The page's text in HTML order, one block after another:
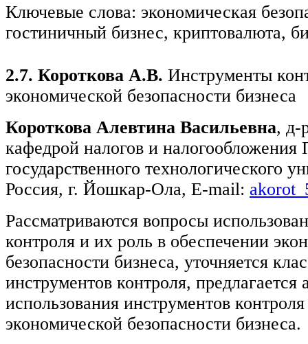
Ключевые слова: экономическая
гостиничный бизнес, криптовалюта,
2.7. Короткова А.В. Инструменты
экономической безопасности бизнеса
Короткова Алевтина Васильевна, д-
кафедрой налогов и налогообложения
государственного технологического
Россия, г. Йошкар-Ола, E-mail:
Рассматриваются вопросы
контроля и их роль в обеспечении
безопасности бизнеса, уточняется
инструментов контроля, предлагается
использования инструментов
экономической безопасности бизнеса.